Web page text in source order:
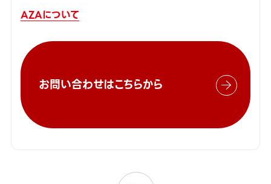
AZAについて
お問い合わせはこちらから